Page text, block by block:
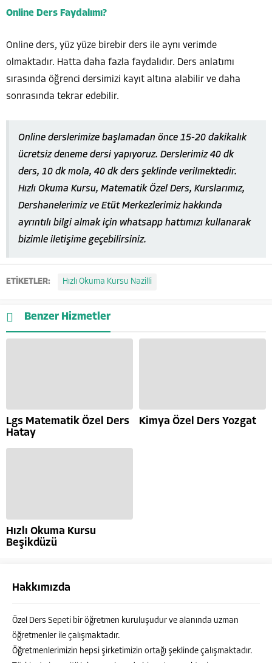
Online Ders Faydalımı?
Online ders, yüz yüze birebir ders ile aynı verimde
olmaktadır. Hatta daha fazla faydalıdır. Ders anlatımı
sırasında öğrenci dersimizi kayıt altına alabilir ve daha
sonrasında tekrar edebilir.
Online derslerimize başlamadan önce 15-20 dakikalık
ücretsiz deneme dersi yapıyoruz. Derslerimiz 40 dk
ders, 10 dk mola, 40 dk ders şeklinde verilmektedir.
Hızlı Okuma Kursu, Matematik Özel Ders, Kurslarımız,
Dershanelerimiz ve Etüt Merkezlerimiz hakkında
ayrıntılı bilgi almak için whatsapp hattımızı kullanarak
bizimle iletişime geçebilirsiniz.
ETİKETLER: Hızlı Okuma Kursu Nazilli
Benzer Hizmetler
Lgs Matematik Özel Ders
Hatay
Kimya Özel Ders Yozgat
Hızlı Okuma Kursu
Beşikdüzü
Hakkımızda
Özel Ders Sepeti bir öğretmen kuruluşudur ve alanında uzman
öğretmenler ile çalışmaktadır.
Öğretmenlerimizin hepsi şirketimizin ortağı şeklinde çalışmaktadır.